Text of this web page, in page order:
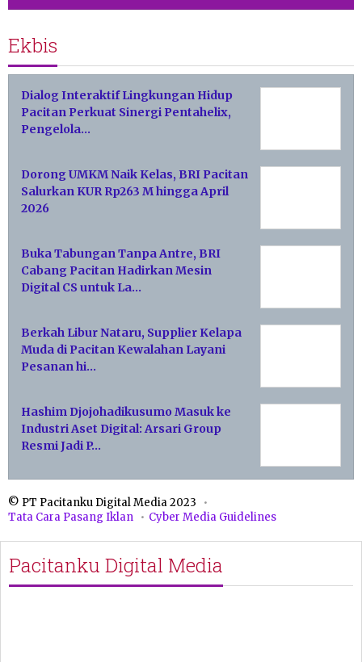
Ekbis
Dialog Interaktif Lingkungan Hidup
Pacitan Perkuat Sinergi Pentahelix,
Pengelola…
Dorong UMKM Naik Kelas, BRI Pacitan
Salurkan KUR Rp263 M hingga April
2026
Buka Tabungan Tanpa Antre, BRI
Cabang Pacitan Hadirkan Mesin
Digital CS untuk La…
Berkah Libur Nataru, Supplier Kelapa
Muda di Pacitan Kewalahan Layani
Pesanan hi…
Hashim Djojohadikusumo Masuk ke
Industri Aset Digital: Arsari Group
Resmi Jadi P…
© PT Pacitanku Digital Media 2023
Tata Cara Pasang Iklan
Cyber Media Guidelines
Pacitanku Digital Media